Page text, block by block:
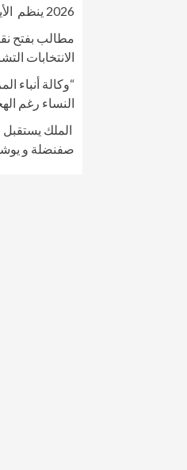
2026 ينظم الأيام المهنية
مطالب بفتح
الانتخابات
“وكالة أنباء
النساء رغم
الملك يستقبل
صفنضلة و